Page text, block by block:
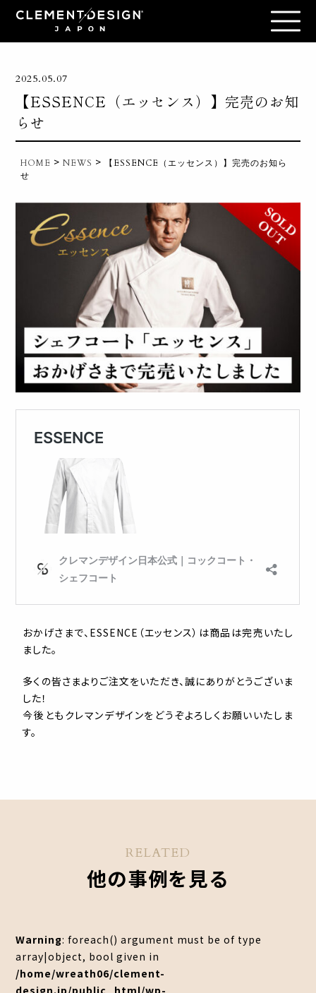
2025.05.07
【ESSENCE（エッセンス）】完売のお知
らせ
HOME >NEWS >
【ESSENCE（エッセンス）】完売のお知ら
せ
おかげさまで、ESSENCE（エッセンス）は商品は完売いたし
ました。
多くの皆さまよりご注文をいただき、誠にありがとうございま
した！
今後ともクレマンデザインをどうぞよろしくお願いいたしま
す。
RELATED
他の事例を見る
Warning: foreach() argument must be of type
array|object, bool given in
/home/wreath06/clement-